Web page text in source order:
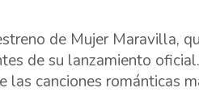
de Mujer Maravilla,
de su lanzamiento
canciones románticas